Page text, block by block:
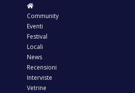
Community
Eventi
Festival
Locali
News
Recensioni
Interviste
Vetrine